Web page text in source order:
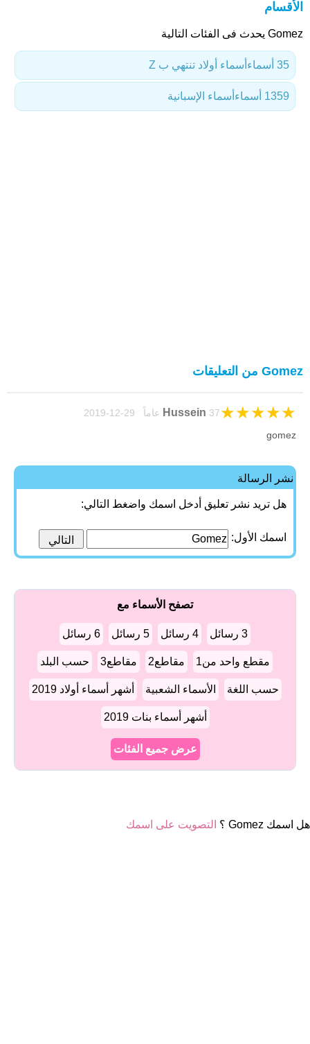
الأقسام
Gomez يحدث فى الفئات التالية
أسماء أولاد تنتهي ب Z 35 أسماء
أسماء الإسبانية 1359 أسماء
Gomez من التعليقات
Hussein 37 عاماً 29-12-2019 ★
★
★
★
★
gomez
نشر الرسالة
هل تريد نشر تعليق أدخل اسمك واضغط التالي:
اسمك الأول:
تصفح الأسماء مع
3 رسائل 4 رسائل 5 رسائل 6 رسائل
مقطع واحد من1 مقاطع2 مقاطع3 حسب البلد
حسب اللغة الأسماء الشعبية أشهر أسماء أولاد 2019
أشهر أسماء بنات 2019
عرض جميع الفئات
هل اسمك Gomez ؟ التصويت على اسمك